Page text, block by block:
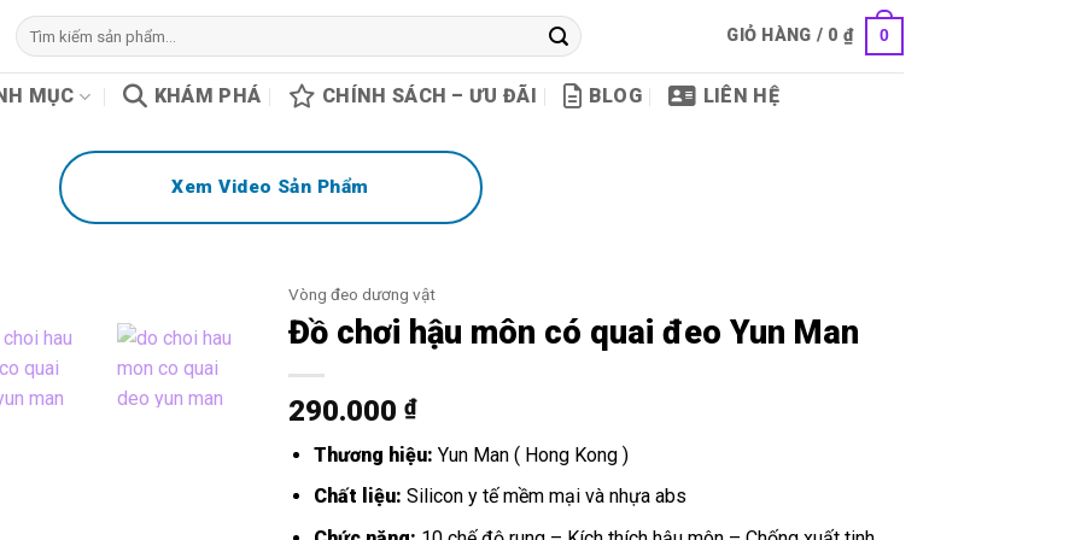
Tìm
kiếm:
GIỎ HÀNG / 0₫ 0
MỤC KHÁM PHÁ CHÍNH SÁCH – ƯU ĐÃI BLOG LIÊN HỆ
Xem Video Sản Phẩm
Vòng đeo dương vật
Đồ chơi hậu môn có quai đeo Yun Man
290.000 ₫
Thương hiệu: Yun Man ( Hong Kong )
Chất liệu: Silicon y tế mềm mại và nhựa abs